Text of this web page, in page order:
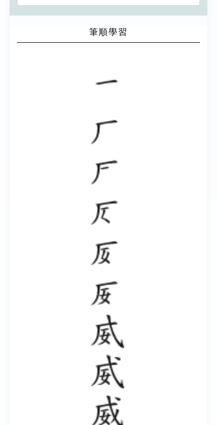
筆順學習